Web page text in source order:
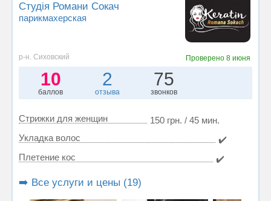
Студія Романи Сокач
парикмахерская
р-н. Сиховский Проверено 8 июня
10
баллов
2
отзыва
75
звонков
Стрижки для женщин
150 грн. / 45 мин.
Укладка волос
✔️
Плетение кос
✔️
➡️ Все услуги и цены (19)